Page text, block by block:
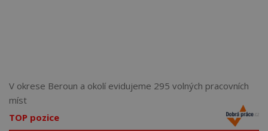
V okrese Beroun a okolí evidujeme 295 volných pracovních
míst
TOP pozice